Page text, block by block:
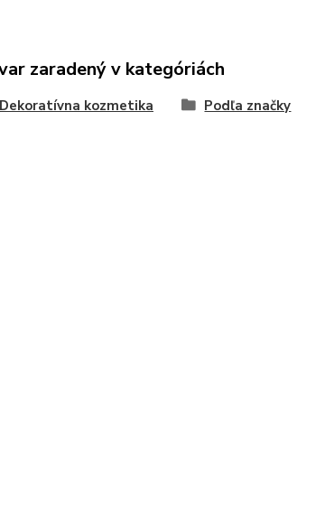
zaradený v kategóriách
Dekoratívna kozmetika Podľa značky